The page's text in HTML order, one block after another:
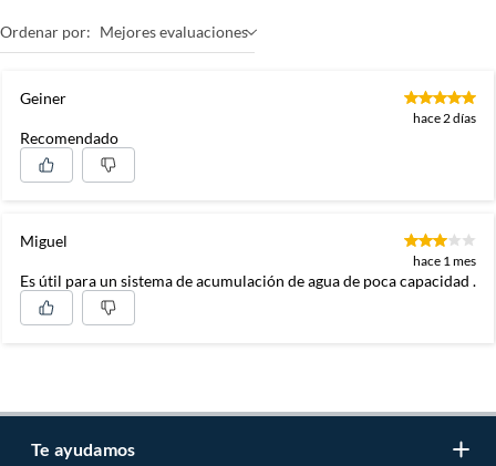
Ordenar por: Mejores evaluaciones
Geiner
hace 2 días
Recomendado
Miguel
hace 1 mes
Es útil para un sistema de acumulación de agua de poca capacidad .
Te ayudamos